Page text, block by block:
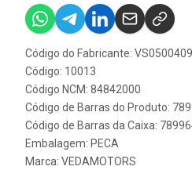
Código do Fabricante:
Código: 10013
Código NCM: 84842000
Código de Barras do Produto:
Código de Barras da Caixa:
Embalagem: PECA
Marca: VEDAMOTORS